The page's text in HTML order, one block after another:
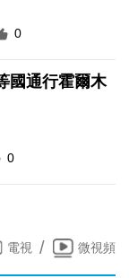
0
國通行霍爾木
0
電視 / 微視頻